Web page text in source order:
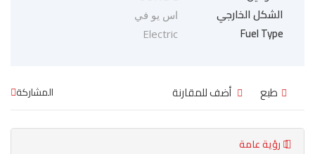
الشكل الخارجي اس يو في
Fuel Type
Electric
أضف للمقارنة طبع المشاركة
رؤية عامة